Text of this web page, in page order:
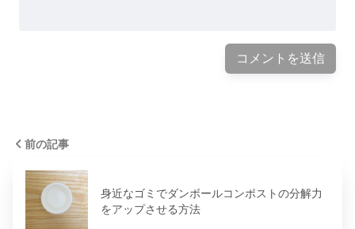
前の記事
身近なゴミでダンボールコンポストの分解力
をアップさせる方法